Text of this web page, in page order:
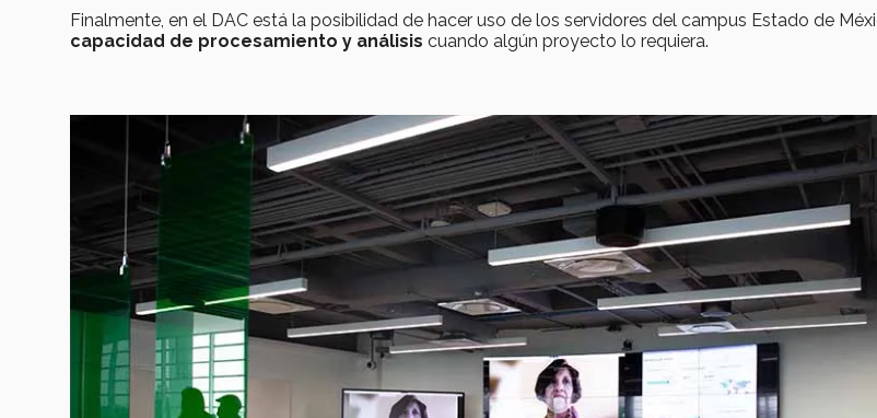
Finalmente, en el DAC está la posibilidad de hacer uso de los servidores del campus Estado de
capacidad de procesamiento y análisis cuando algún proyecto lo requiera.